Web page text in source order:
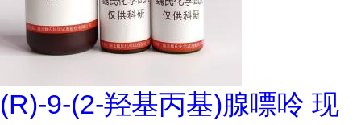
(R)-9-(2-羟基丙基)腺嘌呤 现